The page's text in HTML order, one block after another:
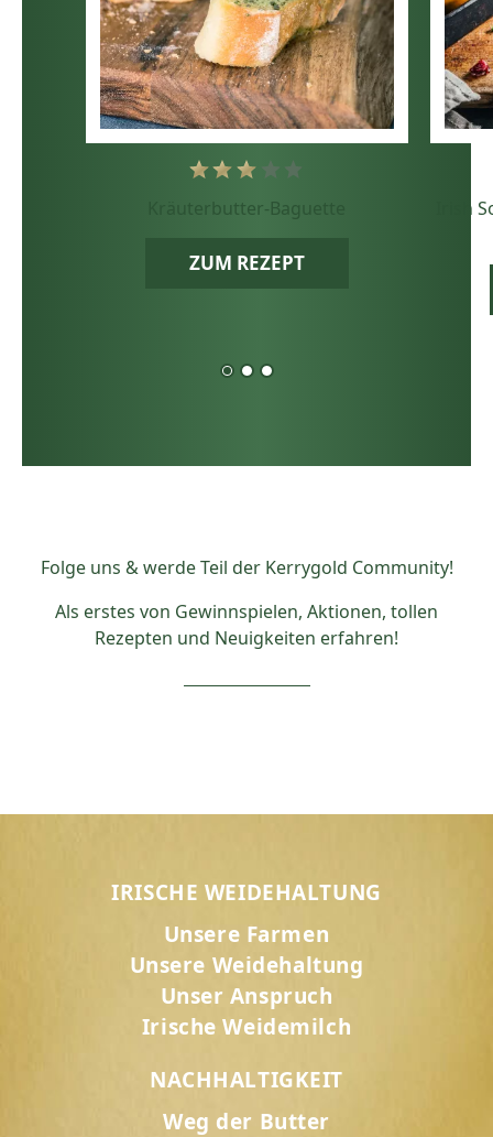
Kräuterbutter-Baguette
ZUM REZEPT
Irish
Folge uns & werde Teil der Kerrygold Community!
Als erstes von Gewinnspielen, Aktionen, tollen
Rezepten und Neuigkeiten erfahren!
IRISCHE WEIDEHALTUNG
Unsere Farmen
Unsere Weidehaltung
Unser Anspruch
Irische Weidemilch
NACHHALTIGKEIT
Weg der Butter